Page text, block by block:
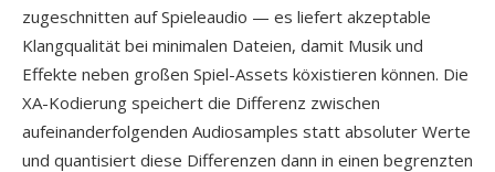
zugeschnitten auf Spieleaudio — es liefert akzeptable
Klangqualität bei minimalen Dateien, damit Musik und
Effekte neben großen Spiel-Assets köxistieren können. Die
XA-Kodierung speichert die Differenz zwischen
aufeinanderfolgenden Audiosamples statt absoluter Werte
und quantisiert diese Differenzen dann in einen begrenzten